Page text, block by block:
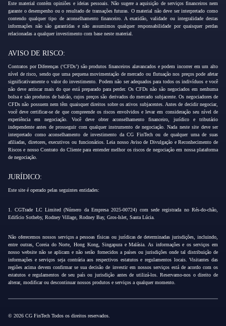
Este material contém opiniões e ideias pessoais. Não sugere a aquisição de serviços financeiros nem
garante o desempenho ou o resultado de transações futuras. O material não deve ser interpretado como
contendo qualquer tipo de aconselhamento financeiro. A exatidão, validade ou integralidade destas
informações não são garantidas e não assumimos qualquer responsabilidade por quaisquer perdas
relacionadas a qualquer investimento com base neste material.
AVISO DE RISCO:
Contratos por Diferenças (‘CFDs’) são produtos financeiros alavancados e podem incorrer em um alto
nível de risco, sendo que uma pequena movimentação de mercado ou flutuação nos preços pode afetar
significativamente o valor do investimento. Podem não ser adequados para todos os indivíduos e você
não deve arriscar mais do que está preparado para perder. Os CFDs não são negociados em nenhuma
bolsa e são produtos de balcão, cujos preços são derivados do mercado subjacente. Os negociadores de
CFDs não possuem nem têm quaisquer direitos sobre os ativos subjacentes. Antes de decidir negociar,
você deve certificar-se de que compreende os riscos envolvidos e levar em consideração seu nível de
experiência em negociação. Você deve obter aconselhamento financeiro, jurídico e tributário
independente antes de prosseguir com qualquer instrumento de negociação. Nada neste site deve ser
interpretado como aconselhamento de investimento da CG FinTech ou de qualquer uma de suas
afiliadas, diretores, executivos ou funcionários. Leia nosso Aviso de Divulgação e Reconhecimento de
Riscos e nosso Contrato do Cliente para entender melhor os riscos de negociação em nossa plataforma
de negociação.
JURÍDICO:
Este site é operado pelas seguintes entidades:
1. CGTrade LC Limited (Número da Empresa 2025-00724) com sede registrada no Rés-do-chão,
Edifício Sotheby, Rodney Village, Rodney Bay, Gros-Islet, Santa Lúcia.
Não oferecemos nossos serviços a pessoas físicas ou jurídicas de determinadas jurisdições, incluindo,
entre outras, Coreia do Norte, Hong Kong, Singapura e Malásia. As informações e os serviços em
nosso website não se aplicam e não serão fornecidos a países ou jurisdições onde tal distribuição de
informações e serviços seja contrária aos respectivos estatutos e regulamentos locais. Visitantes das
regiões acima devem confirmar se sua decisão de investir em nossos serviços está de acordo com os
estatutos e regulamentos de seu país ou jurisdição antes de utilizá-los. Reservamo-nos o direito de
alterar, modificar ou descontinuar nossos produtos e serviços a qualquer momento.
© 2026 CG FinTech Todos os direitos reservados.